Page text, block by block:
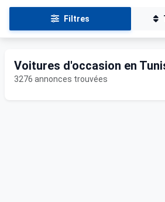
Filtres
Voitures d'occasion en
3276 annonces trouvées